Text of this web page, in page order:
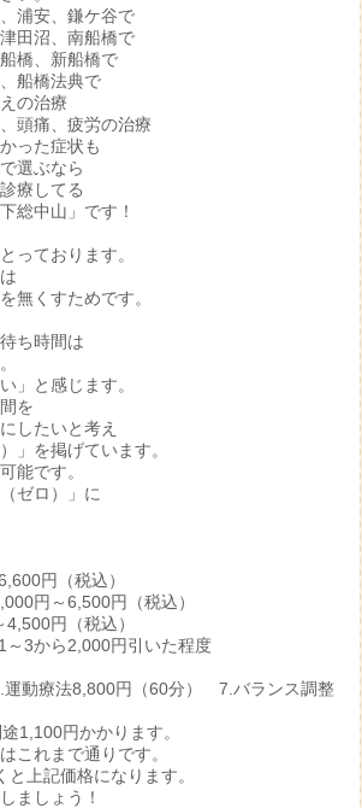
浦安、鎌ケ谷で
田沼、南船橋で
橋、新船橋で
船橋法典で
の治療
頭痛、疲労の治療
った症状も
選ぶなら
療してる
総中山」です！
っております。
無くすためです。
ち時間は
」と感じます。
を
したいと考え
」を掲げています。
能です。
ゼロ）」に
円（税込）
円～6,500円（税込）
円（税込）
～3から2,000円引いた程度
動療法8,800円（60分） 7.バランス調整
1,100円かかります。
これまで通りです。
上記価格になります。
ましょう！